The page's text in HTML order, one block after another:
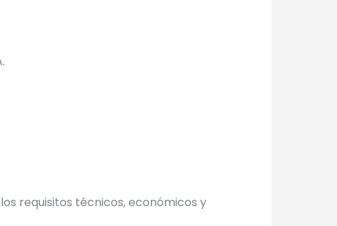
requisitos técnicos, económicos y